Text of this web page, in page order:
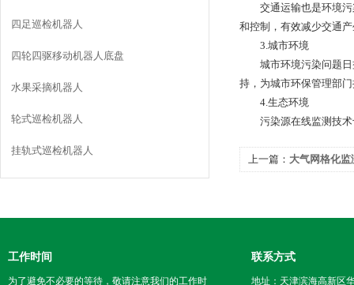
四足巡检机器人
四轮四驱移动机器人底盘
水果采摘机器人
轮式巡检机器人
挂轨式巡检机器人
交通运输也是环境污
和控制，有效减少交通
3.城市环境
城市环境污染问题日
持，为城市环保管理部
4.生态环境
污染源在线监测技术
上一篇： 大气网格化
工作时间
为了避免不必要的等待，敬请注意我们的工作时
联系方式
地址：天津滨海高新区